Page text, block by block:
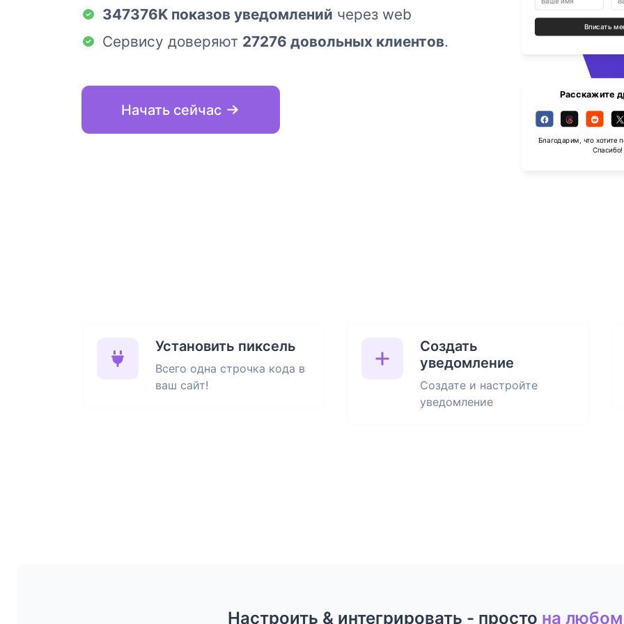
Вписать
Расскажите
Благодарим, что хотите
Спасибо!
347376K показов уведомлений через web
Сервису доверяют 27276 довольных клиентов.
Начать сейчас
Установить пиксель
Всего одна строчка кода в
ваш сайт!
Создать
уведомление
Создате и настройте
уведомление
Настроить & интегрировать - просто на любом